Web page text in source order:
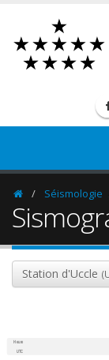
HomepageSéismologie
Station d'Uccle
Heure
UTC